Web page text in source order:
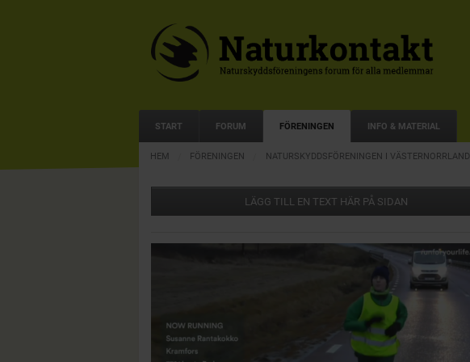
START FORUM FÖRENINGEN INFO & MATERIAL
HEM FÖRENINGEN NATURSKYDDSFÖRENINGEN I VÄSTERNORRLAND
LÄGG TILL EN TEXT HÄR PÅ SIDAN